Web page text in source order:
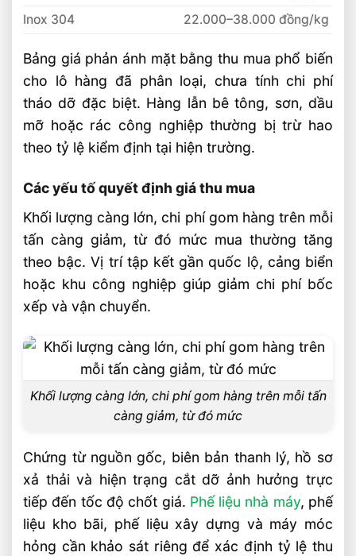
Inox 304
22.000–38.000 đồng/kg
Bảng giá phản ánh mặt bằng thu mua phổ biến
cho lô hàng đã phân loại, chưa tính chi phí
tháo dỡ đặc biệt. Hàng lẫn bê tông, sơn, dầu
mỡ hoặc rác công nghiệp thường bị trừ hao
theo tỷ lệ kiểm định tại hiện trường.
Các yếu tố quyết định giá thu mua
Khối lượng càng lớn, chi phí gom hàng trên mỗi
tấn càng giảm, từ đó mức mua thường tăng
theo bậc. Vị trí tập kết gần quốc lộ, cảng biển
hoặc khu công nghiệp giúp giảm chi phí bốc
xếp và vận chuyển.
Khối lượng càng lớn, chi phí gom hàng trên mỗi tấn
càng giảm, từ đó mức
Chứng từ nguồn gốc, biên bản thanh lý, hồ sơ
xả thải và hiện trạng cắt dỡ ảnh hưởng trực
tiếp đến tốc độ chốt giá. Phế liệu nhà máy, phế
liệu kho bãi, phế liệu xây dựng và máy móc
hỏng cần khảo sát riêng để xác định tỷ lệ thu